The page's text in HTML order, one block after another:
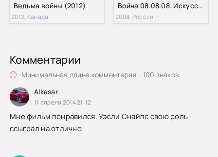
Ведьма войны (2012)
2012, Канада
Война 08.08.08. Искусство предательства (2008)
2008, Россия
Комментарии
Минимальная длина комментария - 100 знаков.
Alkasar
11 апреля 2014 21:12
Мне фильм понравился. Уэсли Снайпс свою роль
ссыграл на отлично.